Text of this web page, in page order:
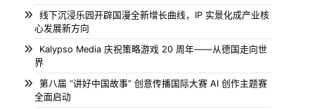
线下沉浸乐园开辟国漫全新增长曲线，IP 实景化成产业核
心发展新方向
Kalypso Media 庆祝策略游戏 20 周年——从德国走向世
界
第八届 “讲好中国故事” 创意传播国际大赛 AI 创作主题赛
全面启动